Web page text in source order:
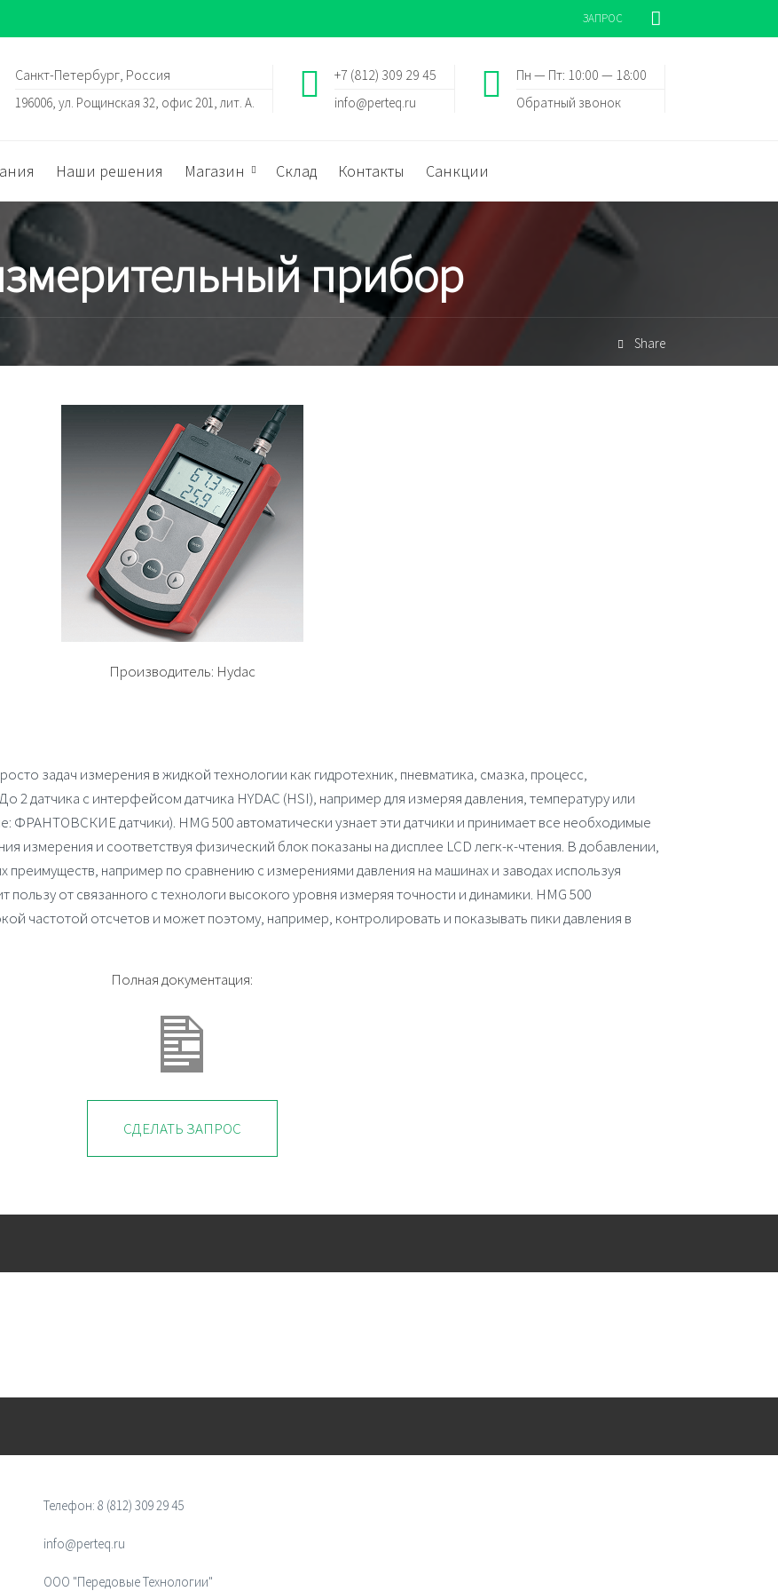
ЗАПРОС
Пн — Пт: 10:00 — 18:00
Обратный звонок
+7 (812) 309 29 45
info@perteq.ru
Санкт-Петербург, Россия
196006, ул. Рощинская 32, офис 201, лит. А.
Наши решения Магазин Склад Контакты Санкции
прибор
Share
Производитель: Hydac
задач измерения в жидкой технологии как гидротехник, пневматика, смазка, процесс,
датчика с интерфейсом датчика HYDAC (HSI), например для измеряя давления, температуру или
ФРАНТОВСКИЕ датчики). HMG 500автоматически узнает эти датчики и принимает все необходимые
измерения и соответствуя физический блок показаны на дисплее LCD легк-к-чтения. В добавлении,
преимуществ, например по сравнению с измерениями давления на машинах и заводах используя
от связанного с технологи высокого уровня измеряя точности и динамики. HMG 500
частотой отсчетов и может поэтому, например, контролировать и показывать пики давления в
Полная документация:
СДЕЛАТЬ ЗАПРОС
Телефон: 8 (812) 309 29 45
info@perteq.ru
ООО "Передовые Технологии"